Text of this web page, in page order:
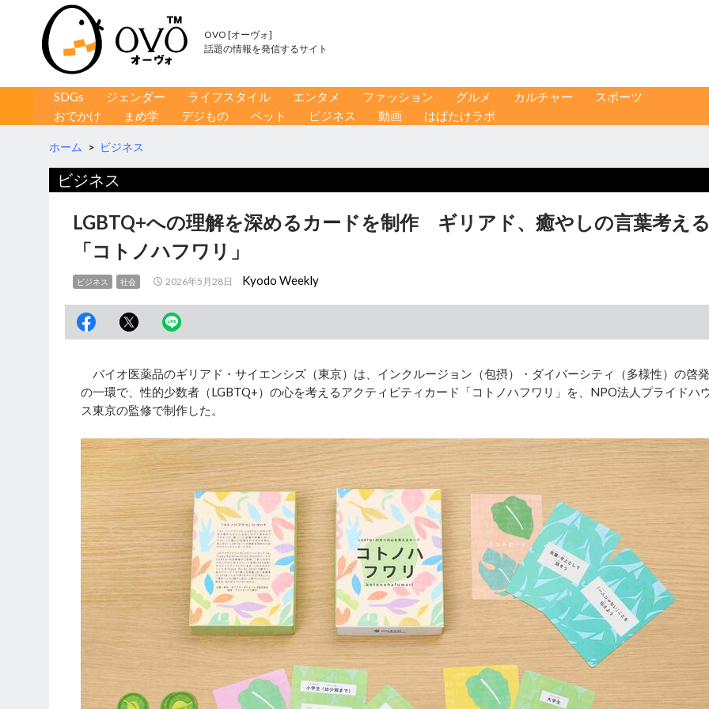
OVO [オーヴォ]
話題の情報を発信するサイト
コンテンツへ移動
SDGs ジェンダー ライフスタイル エンタメ ファッション グルメ カルチャー
スポーツ
おでかけ
まめ学 デジもの ペット ビジネス 動画 はばたけラボ
ホーム > ビジネス
ビジネス
LGBTQ+への理解を深めるカードを制作 ギリアド、癒やしの言葉考え
「コトノハフワリ」
ビジネス 社会 2026年5月28日 Kyodo Weekly
バイオ医薬品のギリアド・サイエンシズ（東京）は、インクルージョン（包摂）・ダイバーシティ（多様性）の啓発
の一環で、性的少数者（LGBTQ+）の心を考えるアクティビティカード「コトノハフワリ」を、NPO法人プライドハ
ス東京の監修で制作した。